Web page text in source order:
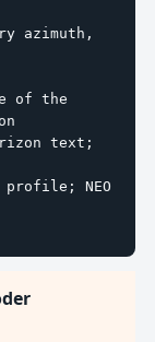
azimuth,
of the
text;
profile; NEO